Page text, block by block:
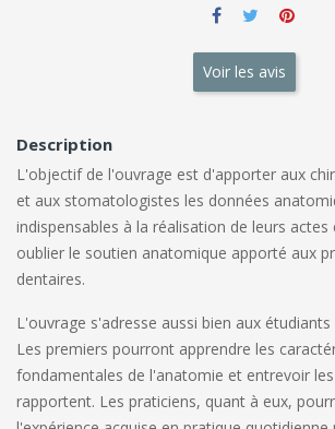
Voir les avis
Description
L'objectif de l'ouvrage est d'apporter aux
et aux stomatologistes les données
indispensables à la réalisation de leurs actes
oublier le soutien anatomique apporté aux
dentaires.
L'ouvrage s'adresse aussi bien aux
Les premiers pourront apprendre les
fondamentales de l'anatomie et entrevoir
rapportent. Les praticiens, quant à eux,